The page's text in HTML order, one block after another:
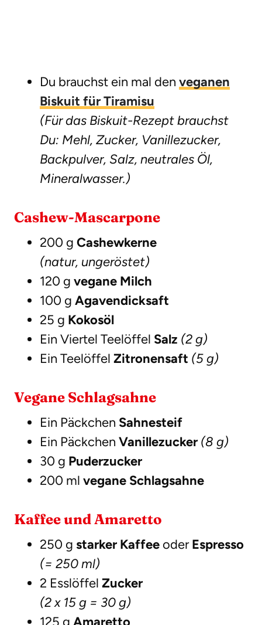
Du brauchst ein mal den veganen
Biskuit für Tiramisu
(Für das Biskuit-Rezept brauchst
Du: Mehl, Zucker, Vanillezucker,
Backpulver, Salz, neutrales Öl,
Mineralwasser.)
Cashew-Mascarpone
200 g Cashewkerne
(natur, ungeröstet)
120 g vegane Milch
100 g Agavendicksaft
25 g Kokosöl
Ein Viertel Teelöffel Salz (2 g)
Ein Teelöffel Zitronensaft (5 g)
Vegane Schlagsahne
Ein Päckchen Sahnesteif
Ein Päckchen Vanillezucker (8 g)
30 g Puderzucker
200 ml vegane Schlagsahne
Kaffee und Amaretto
250 g starker Kaffee oderEspresso
(= 250 ml)
2 Esslöffel Zucker
(2 x 15 g = 30 g)
125 g Amaretto